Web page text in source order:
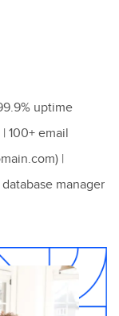
uptime
100+ email
|
manager